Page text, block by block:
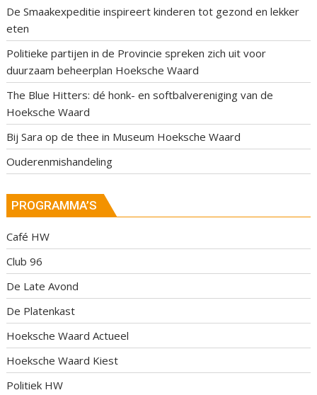
De Smaakexpeditie inspireert kinderen tot gezond en lekker
eten
Politieke partijen in de Provincie spreken zich uit voor
duurzaam beheerplan Hoeksche Waard
The Blue Hitters: dé honk- en softbalvereniging van de
Hoeksche Waard
Bij Sara op de thee in Museum Hoeksche Waard
Ouderenmishandeling
PROGRAMMA’S
Café HW
Club 96
De Late Avond
De Platenkast
Hoeksche Waard Actueel
Hoeksche Waard Kiest
Politiek HW